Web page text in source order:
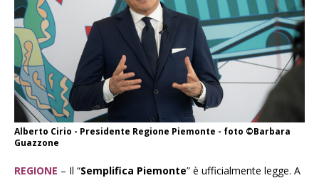
Alberto Cirio - Presidente Regione Piemonte - foto ©Barbara
Guazzone
REGIONE – Il “Semplifica Piemonte” è ufficialmente legge. A